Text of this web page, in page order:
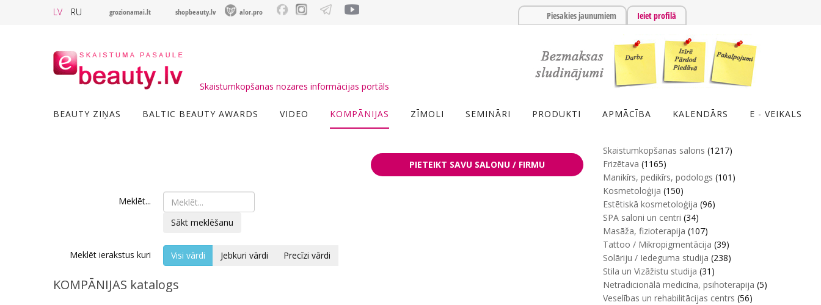
LV RU grozionamai.lt shopbeauty.lv alor.pro Piesakies jaunumiem Ieiet profilā
Skaistumkopšanas nozares informācijas portāls
BEAUTY ZIŅAS BALTIC BEAUTY AWARDS VIDEO KOMPĀNIJAS ZĪMOLI SEMINĀRI PRODUKTI APMĀCĪBA KALENDĀRS E - VEIKALS
PIETEIKT SAVU SALONU / FIRMU
Meklēt...
Sākt meklēšanu
Meklēt ierakstus kuri Visi vārdi Jebkuri vārdi Precīzi vārdi
KOMPĀNIJAS katalogs
Skaistumkopšanas salons (1217)
Frizētava (1165)
Manikīrs, pedikīrs, podologs (101)
Kosmetoloģija (150)
Estētiskā kosmetoloģija (96)
SPA saloni un centri (34)
Masāža, fizioterapija (107)
Tattoo / Mikropigmentācija (39)
Solāriju / Iedeguma studija (238)
Stila un Vizāžistu studija (31)
Netradicionālā medicīna, psihoterapija (5)
Veselības un rehabilitācijas centrs (56)